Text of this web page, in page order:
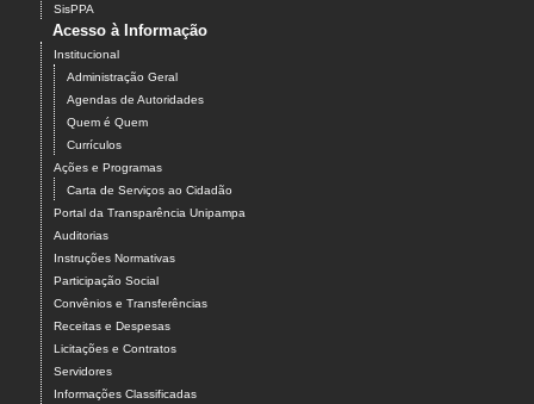
SisPPA
Acesso à Informação
Institucional
Administração Geral
Agendas de Autoridades
Quem é Quem
Currículos
Ações e Programas
Carta de Serviços ao Cidadão
Portal da Transparência Unipampa
Auditorias
Instruções Normativas
Participação Social
Convênios e Transferências
Receitas e Despesas
Licitações e Contratos
Servidores
Informações Classificadas